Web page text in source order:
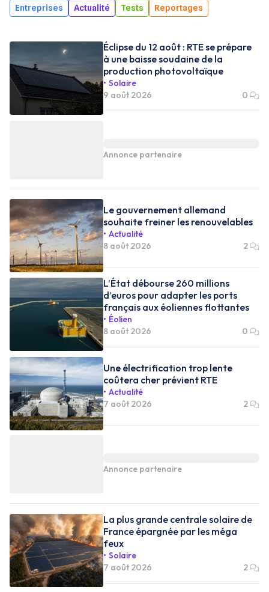
Entreprises Actualité Tests Reportages
Éclipse du 12 août : RTE se prépare
à une baisse soudaine de la
production photovoltaïque
Solaire
9 août 2026
0
Annonce partenaire
Le gouvernement allemand
souhaite freiner les renouvelables
Actualité
8 août 2026
2
L’État débourse 260 millions
d’euros pour adapter les ports
français aux éoliennes flottantes
Éolien
8 août 2026
0
Une électrification trop lente
coûtera cher prévient RTE
Actualité
7 août 2026
2
Annonce partenaire
La plus grande centrale solaire de
France épargnée par les méga
feux
Solaire
7 août 2026
2